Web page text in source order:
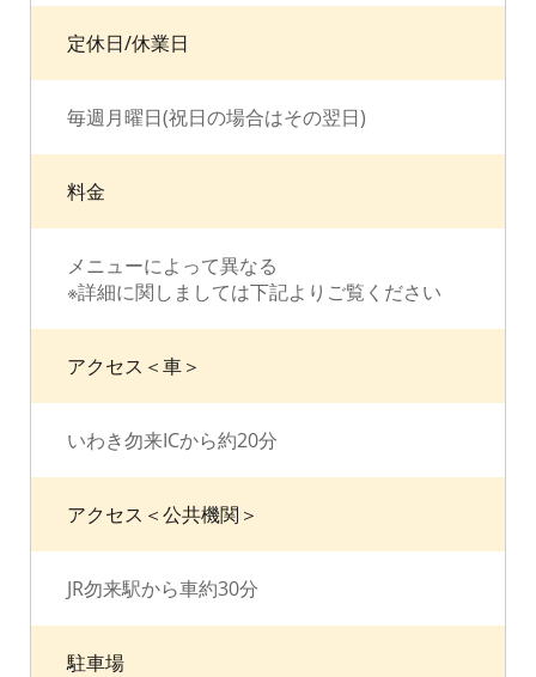
定休日/休業日
毎週月曜日(祝日の場合はその翌日)
料金
メニューによって異なる
※詳細に関しましては下記よりご覧ください
アクセス＜車＞
いわき勿来ICから約20分
アクセス＜公共機関＞
JR勿来駅から車約30分
駐車場